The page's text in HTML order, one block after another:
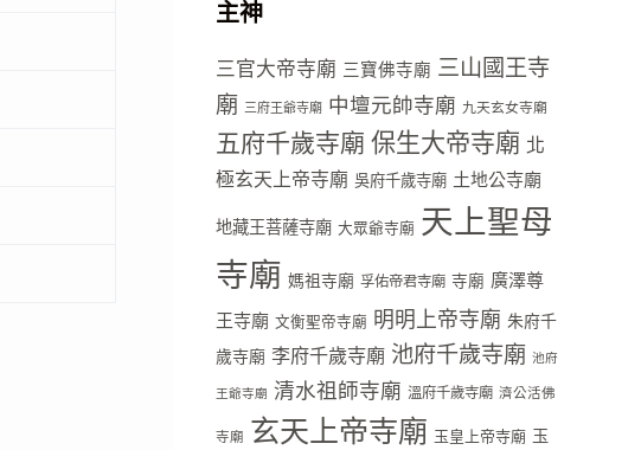
主神
三官大帝寺廟 三寶佛寺廟 三山國王寺
廟 三府王爺寺廟 中壇元帥寺廟 九天玄女寺廟
五府千歲寺廟 保生大帝寺廟 北
極玄天上帝寺廟 吳府千歲寺廟 土地公寺廟
地藏王菩薩寺廟 大眾爺寺廟 天上聖母
寺廟 媽祖寺廟 孚佑帝君寺廟 寺廟 廣澤尊
王寺廟 文衡聖帝寺廟 明明上帝寺廟 朱府千
歲寺廟 李府千歲寺廟 池府千歲寺廟 池府
王爺寺廟 清水祖師寺廟 溫府千歲寺廟 濟公活佛
寺廟 玄天上帝寺廟 玉皇上帝寺廟 玉